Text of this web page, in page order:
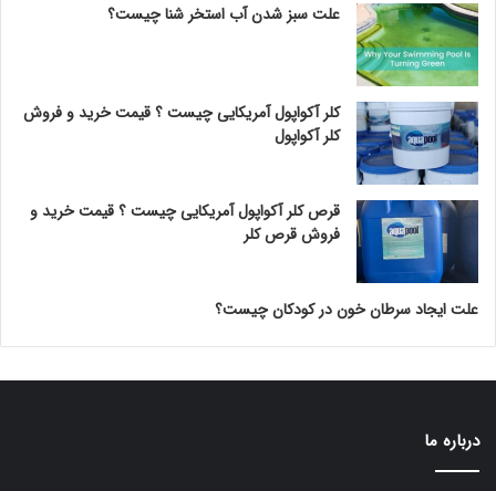
علت سبز شدن آب استخر شنا چیست؟
کلر آکواپول آمریکایی چیست ؟ قیمت خرید و فروش
کلر آکواپول
قرص کلر آکواپول آمریکایی چیست ؟ قیمت خرید و
فروش قرص کلر
علت ایجاد سرطان خون در کودکان چیست؟
درباره ما